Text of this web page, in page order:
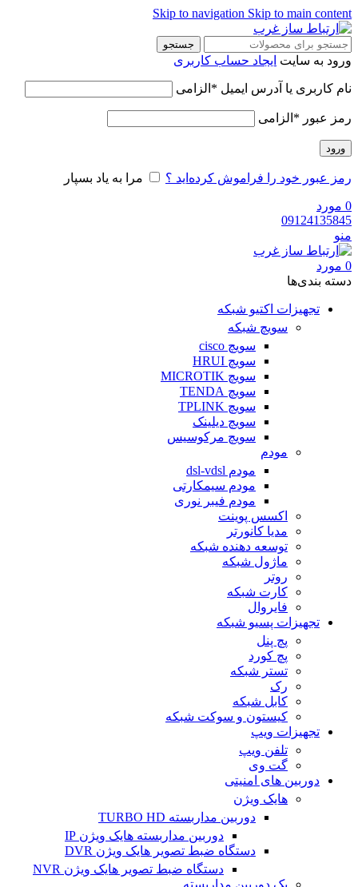
Skip to navigation Skip to main content
جستجو
ورود به سایت ایجاد حساب کاربری
نام کاربری یا آدرس ایمیل * الزامی
رمز عبور * الزامی
ورود
رمز عبور خود را فراموش کرده‌اید ؟ مرا به یاد بسپار
0 مورد
09124135845
منو
0 مورد
دسته‌ بندی‌ها
تجهیزات اکتیو شبکه
سویچ شبکه
سویچ cisco
سویچ HRUI
سویچ MICROTIK
سویچ TENDA
سویچ TPLINK
سویچ دیلینک
سویچ مرکوسیس
مودم
مودم dsl-vdsl
مودم سیمکارتی
مودم فیبر نوری
اکسس پوینت
مدیا کانورتر
توسعه دهنده شبکه
ماژول شبکه
روتر
کارت شبکه
فایروال
تجهیزات پسیو شبکه
پچ پنل
پچ کورد
تستر شبکه
رک
کابل شبکه
کیستون و سوکت شبکه
تجهیزات ویپ
تلفن ویپ
گت وی
دوربین های امنیتی
هایک ویژن
دوربین مداربسته TURBO HD
دوربین مداربسته هایک ویژن IP
دستگاه ضبط تصویر هایک ویژن DVR
دستگاه ضبط تصویر هایک ویژن NVR
پک دوربین مداربسته